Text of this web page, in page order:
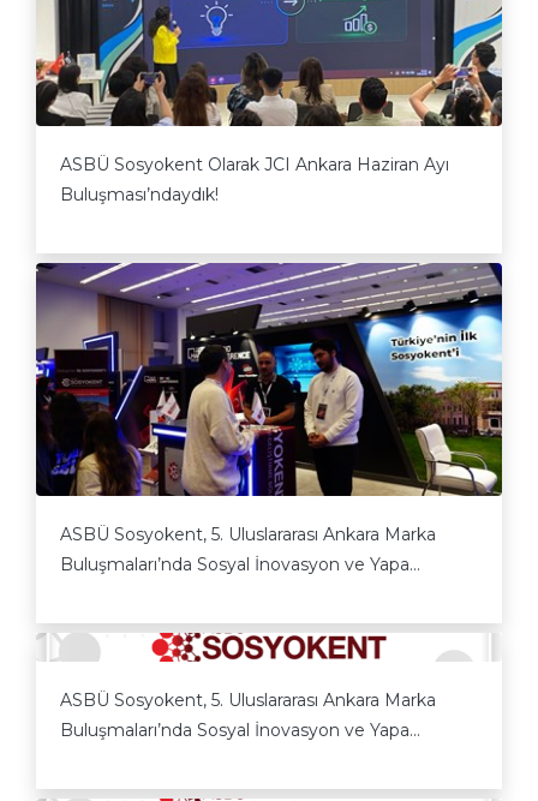
ASBÜ Sosyokent Olarak JCI Ankara Haziran Ayı
Buluşması’ndaydık!
ASBÜ Sosyokent, 5. Uluslararası Ankara Marka
Buluşmaları’nda Sosyal İnovasyon ve Yapa...
ASBÜ Sosyokent, 5. Uluslararası Ankara Marka
Buluşmaları’nda Sosyal İnovasyon ve Yapa...